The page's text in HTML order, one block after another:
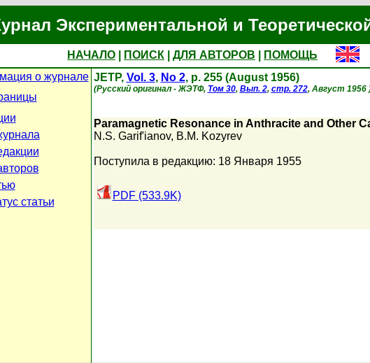
Экспериментальной и
НАЧАЛО ПОИСК ДЛЯ АВТОРОВ
ПОМОЩЬ
о журнале
статьи
JETP, Vol. 3, No 2, p. 255 (August 1956)
(Русский оригинал - ЖЭТФ, Том 30, Вып. 2, стр. 272, Август 1956
Paramagnetic Resonance in Anthracite and Other
N.S. Garif'ianov, B.M. Kozyrev
Поступила в редакцию: 18 Января 1955
PDF (533.9K)